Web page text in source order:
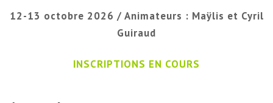
12-13 octobre 2026 / Animateurs : Maÿlis et Cyril
Guiraud
INSCRIPTIONS EN COURS